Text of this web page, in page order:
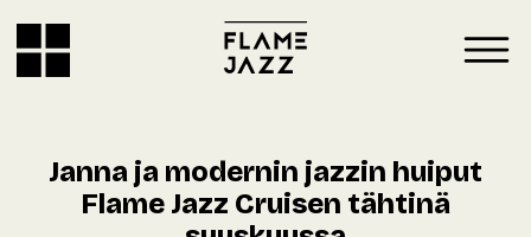
Janna ja modernin jazzin huiput
Flame Jazz Cruisen tähtinä